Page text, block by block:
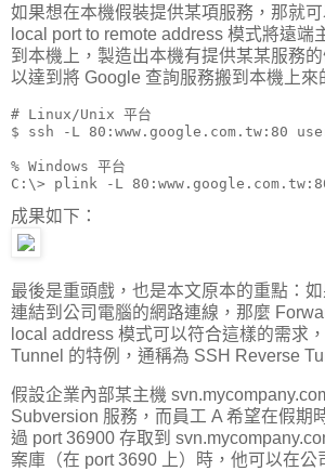
如果想在本機假裝提供某項服務，那就
local port to remote address 模式將遠端
到本機上，製造出本機有提供某某服務
以達到將 Google 查詢服務搬到本機上來
# Linux/Unix 平台
$ ssh -L 80:www.google.com.tw:80
% Windows 平台
C:\> plink -L 80:www.google.com.tw:80
成果如下：
最後是重頭戲，也是本文原本的重點：
連結到公司電腦的網路連線，那麼
local address 模式可以符合這樣的需求
Tunnel 的特例，通稱為 SSH Reverse
假設企業內部某主機
Subversion 服務，而員工 A 希望在假期
過 port 36900 存取到
案庫（在 port 3690 上）時，他可以在公